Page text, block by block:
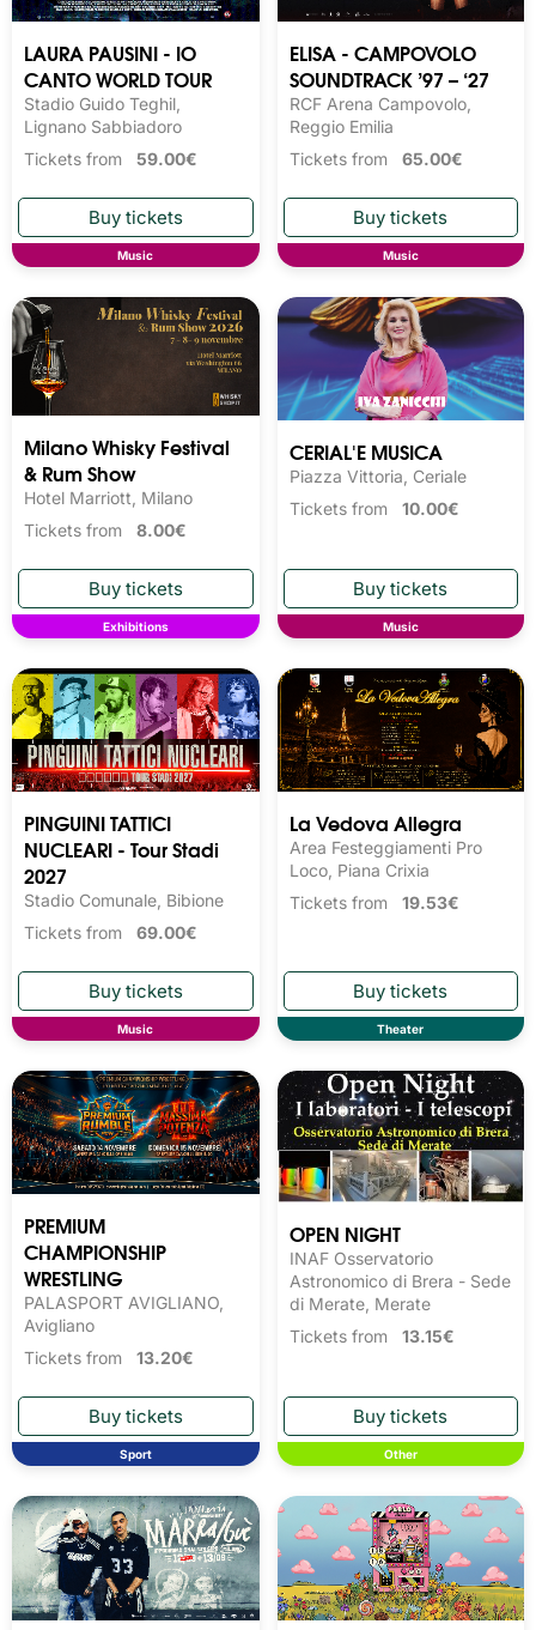
LAURA PAUSINI - IO
CANTO WORLD TOUR
Stadio Guido Teghil,
Lignano Sabbiadoro
Tickets from 59.00€
Music
ELISA - CAMPOVOLO
SOUNDTRACK ’97 – ‘27
RCF Arena Campovolo,
Reggio Emilia
Tickets from 65.00€
Music
Milano Whisky Festival
& Rum Show
Hotel Marriott, Milano
Tickets from 8.00€
Exhibitions
CERIAL'E MUSICA
Piazza Vittoria, Ceriale
Tickets from 10.00€
Music
PINGUINI TATTICI
NUCLEARI - Tour Stadi
2027
Stadio Comunale, Bibione
Tickets from 69.00€
Music
La Vedova Allegra
Area Festeggiamenti Pro
Loco, Piana Crixia
Tickets from 19.53€
Theater
PREMIUM
CHAMPIONSHIP
WRESTLING
PALASPORT AVIGLIANO,
Avigliano
Tickets from 13.20€
Sport
OPEN NIGHT
INAF Osservatorio
Astronomico di Brera - Sede
di Merate, Merate
Tickets from 13.15€
Other